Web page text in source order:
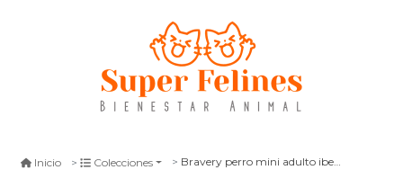
Inicio Colecciones Bravery perro mini adulto iberian pork